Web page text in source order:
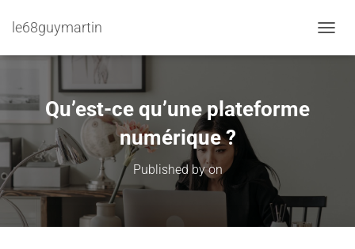
le68guymartin
Qu’est-ce qu’une plateforme
numérique ?
Published byon